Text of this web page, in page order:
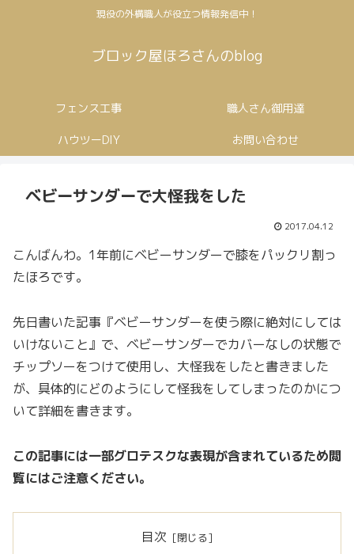
現役の外構職人が役立つ情報発信中！
ブロック屋ほろさんのblog
フェンス工事 職人さん御用達
ハウツーDIY お問い合わせ
ベビーサンダーで大怪我をした
2017.04.12
こんばんわ。1年前にベビーサンダーで膝をパックリ割っ
たほろです。
先日書いた記事『ベビーサンダーを使う際に絶対にしては
いけないこと』で、ベビーサンダーでカバーなしの状態で
チップソーをつけて使用し、大怪我をしたと書きました
が、具体的にどのようにして怪我をしてしまったのかにつ
いて詳細を書きます。
この記事には一部グロテスクな表現が含まれているため閲
覧にはご注意ください。
目次